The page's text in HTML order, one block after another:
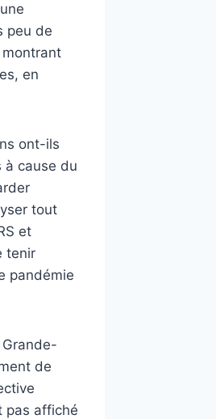
peu de
montrant
en
ont-ils
à cause du
tout
et
tenir
pandémie
de
pas affiché